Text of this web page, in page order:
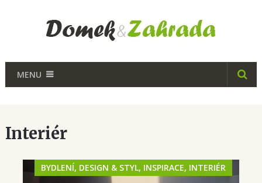
MENU
Interiér
BYDLENÍ, DESIGN & STYL, INSPIRACE, INTERIÉR